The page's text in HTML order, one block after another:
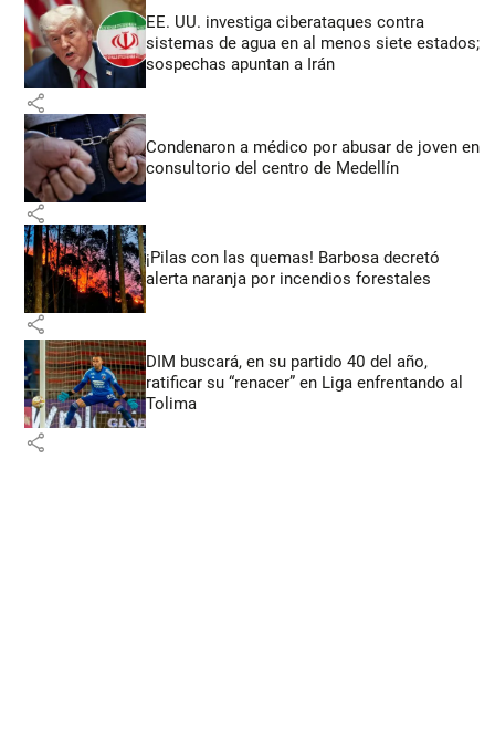
EE. UU. investiga ciberataques contra
sistemas de agua en al menos siete estados;
sospechas apuntan a Irán
share
Condenaron a médico por abusar de joven en
consultorio del centro de Medellín
share
¡Pilas con las quemas! Barbosa decretó
alerta naranja por incendios forestales
share
DIM buscará, en su partido 40 del año,
ratificar su “renacer” en Liga enfrentando al
Tolima
share